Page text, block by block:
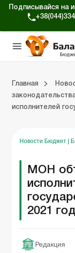
Подписывайся на
Главная
исполнителей
Новости Бюджет
МОН
2021
Редакция